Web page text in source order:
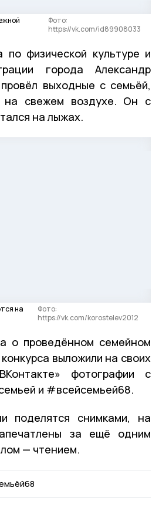
Фото:
https://vk.com/id89908033
по физической культуре и
города Александр
выходные с семьёй,
на свежем воздухе. Он с
на лыжах.
на
Фото:
https://vk.com/korostelev2012
о проведённом семейном
выложили на своих
фотографии с
и #всейсемьей68.
поделятся снимками, на
за ещё одним
— чтением.